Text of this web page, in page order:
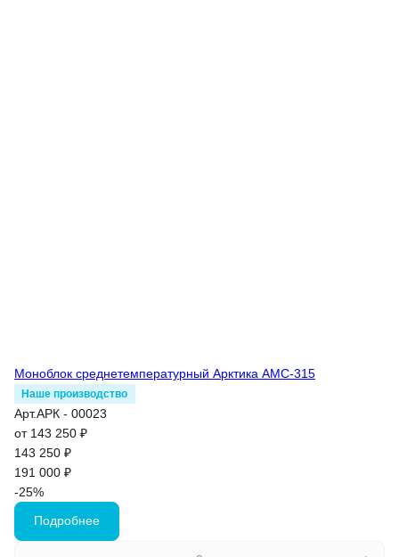
Моноблок среднетемпературный Арктика АМС-315
Наше производство
Арт.АРК - 00023
от 143 250 ₽
143 250 ₽
191 000 ₽
-25%
Подробнее